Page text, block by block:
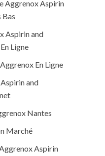
Aggrenox Aspirin
Bas
Aspirin and
Ligne
En Ligne
and
Nantes
Marché
Aspirin